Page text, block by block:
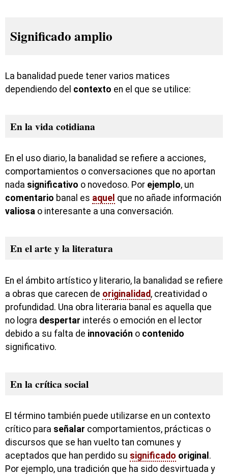
Significado amplio
La banalidad puede tener varios matices
dependiendo del contexto en el que se utilice:
En la vida cotidiana
En el uso diario, la banalidad se refiere a acciones,
comportamientos o conversaciones que no aportan
nada significativo o novedoso. Por ejemplo, un
comentario banal es aquel que no añade información
valiosa o interesante a una conversación.
En el arte y la literatura
En el ámbito artístico y literario, la banalidad se refiere
a obras que carecen de originalidad , creatividad o
profundidad. Una obra literaria banal es aquella que
no logra despertar interés o emoción en el lector
debido a su falta de innovación o contenido
significativo.
En la crítica social
El término también puede utilizarse en un contexto
crítico para señalar comportamientos, prácticas o
discursos que se han vuelto tan comunes y
aceptados que han perdido su significado original .
Por ejemplo, una tradición que ha sido desvirtuada y